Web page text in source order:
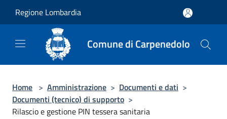
Regione Lombardia
Comune di Carpenedolo
Home > Amministrazione > Documenti e dati >
Documenti (tecnico) di supporto >
Rilascio e gestione PIN tessera sanitaria